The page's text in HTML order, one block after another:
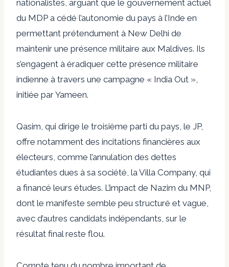
nationalistes, arguant que le gouvernement actuel
du MDP a cédé l’autonomie du pays à l’Inde en
permettant prétendument à New Delhi de
maintenir une présence militaire aux Maldives. Ils
s’engagent à éradiquer cette présence militaire
indienne à travers une campagne « India Out »,
initiée par Yameen.
Qasim, qui dirige le troisième parti du pays, le JP,
offre notamment des incitations financières aux
électeurs, comme l’annulation des dettes
étudiantes dues à sa société, la Villa Company, qui
a financé leurs études. L’impact de Nazim du MNP,
dont le manifeste semble peu structuré et vague,
avec d’autres candidats indépendants, sur le
résultat final reste flou.